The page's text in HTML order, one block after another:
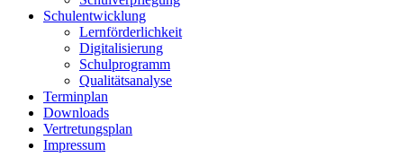
Schulentwicklung
Lernförderlichkeit
Digitalisierung
Schulprogramm
Qualitätsanalyse
Terminplan
Downloads
Vertretungsplan
Impressum